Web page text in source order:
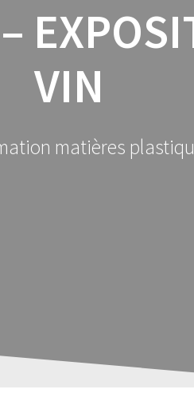
VIN
matières